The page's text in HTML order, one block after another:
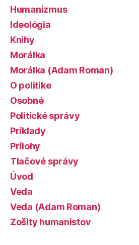
Humanizmus
Ideológia
Knihy
Morálka
Morálka (Adam Roman)
O politike
Osobné
Politické správy
Príklady
Prílohy
Tlačové správy
Úvod
Veda
Veda (Adam Roman)
Zošity humanistov